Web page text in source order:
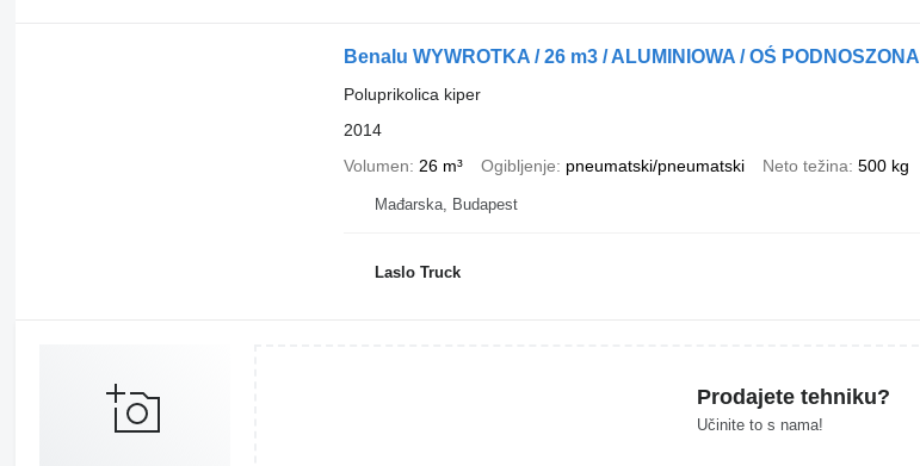
Benalu WYWROTKA / 26 m3 / ALUMINIOWA / OŚ
Poluprikolica kiper
2014
Volumen
26 m³ Ogibljenje pneumatski/pneumatski Neto težina 500 kg
Mađarska, Budapest
Laslo Truck
Prodajete tehniku?
Učinite to s nama!